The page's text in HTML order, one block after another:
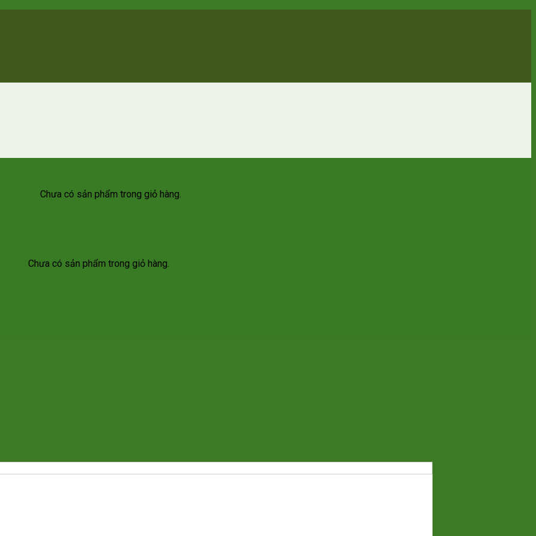
Chưa có sản phẩm trong giỏ hàng.
Chưa có sản phẩm trong giỏ hàng.